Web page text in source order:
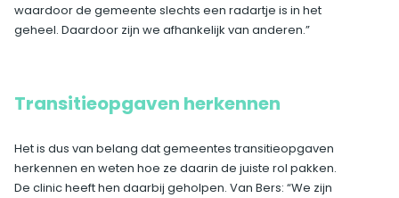
waardoor de gemeente slechts een radartje is in het
geheel. Daardoor zijn we afhankelijk van anderen.”
Transitieopgaven herkennen
Het is dus van belang dat gemeentes transitieopgaven
herkennen en weten hoe ze daarin de juiste rol pakken.
De clinic heeft hen daarbij geholpen. Van Bers: “We zijn